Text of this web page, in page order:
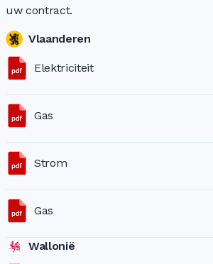
uw contract.
Vlaanderen
Elektriciteit
Gas
Strom
Gas
Wallonië